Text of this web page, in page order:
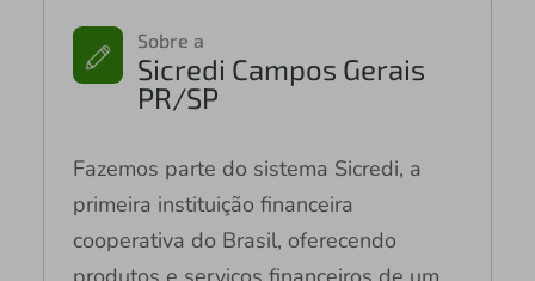
Sobre a
Sicredi Campos Gerais
PR/SP
Fazemos parte do sistema Sicredi, a
primeira instituição financeira
cooperativa do Brasil, oferecendo